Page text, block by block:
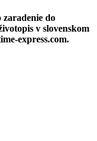
do
v slovenskom
express.com.